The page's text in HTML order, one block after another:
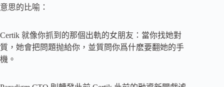
意思的比喻：
Certik 就像你抓到的那個出軌的女朋友：當你找她對
質，她會把問題抛給你，並質問你爲什麽要翻她的手
機。